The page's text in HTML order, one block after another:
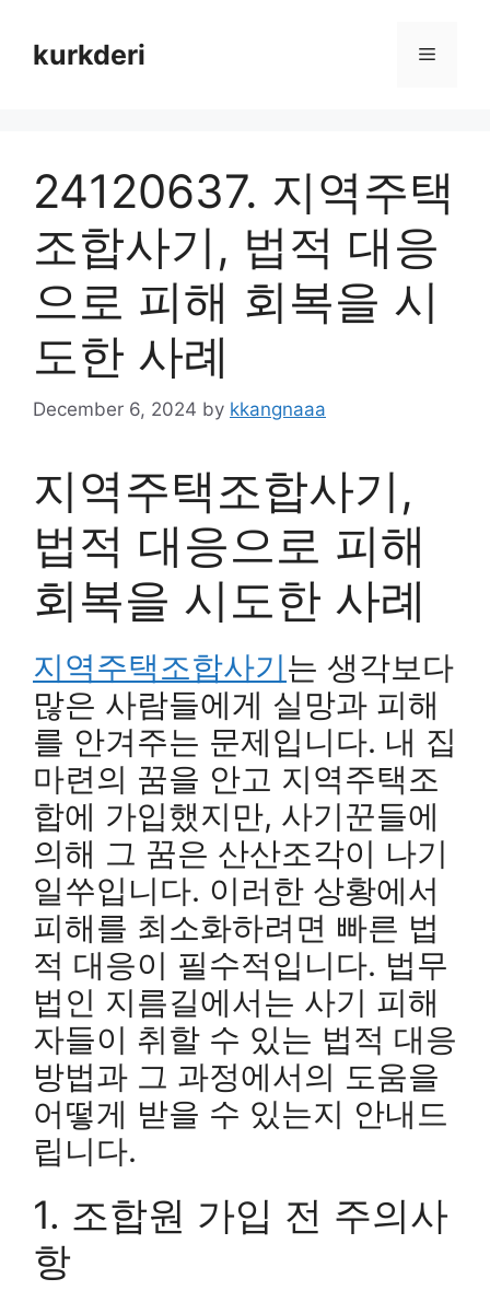
contentkurkderi Menu
24120637. 지역주택
조합사기, 법적 대응
으로 피해 회복을 시
도한 사례
December 6, 2024 by kkangnaaa
지역주택조합사기,
법적 대응으로 피해
회복을 시도한 사례
지역주택조합사기는 생각보다
많은 사람들에게 실망과 피해
를 안겨주는 문제입니다. 내 집
마련의 꿈을 안고 지역주택조
합에 가입했지만, 사기꾼들에
의해 그 꿈은 산산조각이 나기
일쑤입니다. 이러한 상황에서
피해를 최소화하려면 빠른 법
적 대응이 필수적입니다. 법무
법인 지름길에서는 사기 피해
자들이 취할 수 있는 법적 대응
방법과 그 과정에서의 도움을
어떻게 받을 수 있는지 안내드
립니다.
1. 조합원 가입 전 주의사
항